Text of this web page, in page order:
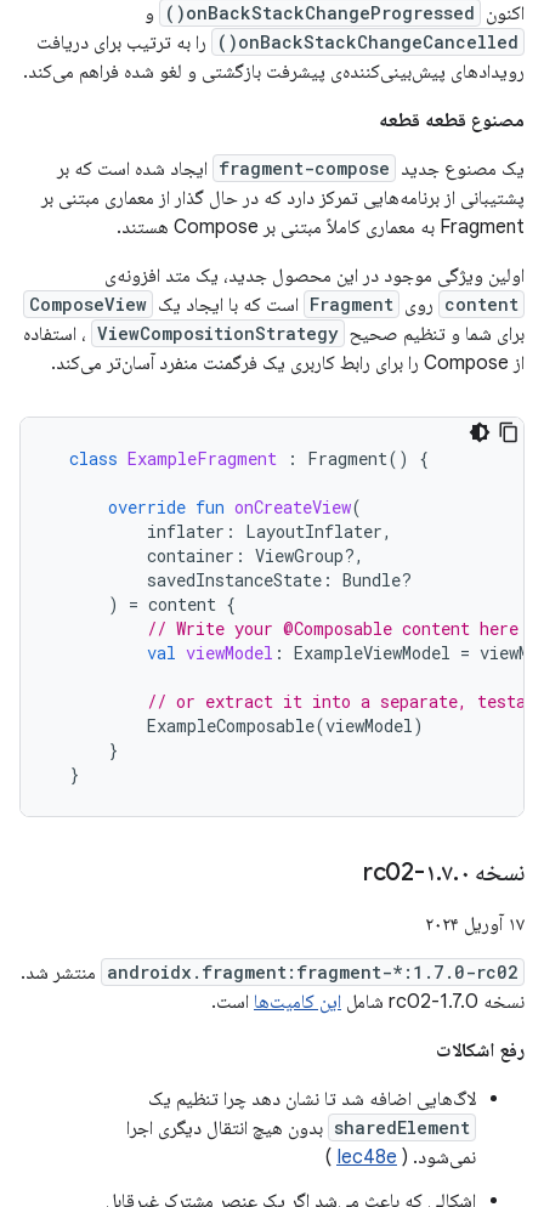
اکنون onBackStackChangeProgressed() و
onBackStackChangeCancelled()
را به ترتیب برای دریافت
رویدادهای پیش‌بینی‌کننده‌ی پیشرفت بازگشتی و لغو شده فراهم می‌کند.
مصنوع قطعه قطعه
یک مصنوع جدید fragment-compose ایجاد شده است که بر
پشتیبانی از برنامه‌هایی تمرکز دارد که در حال گذار از معماری مبتنی بر
Fragment به معماری کاملاً مبتنی بر Compose هستند.
اولین ویژگی موجود در این محصول جدید، یک متد افزونه‌ی
content روی Fragment است که با ایجاد یک ComposeView
برای شما و تنظیم صحیح ViewCompositionStrategy ، استفاده
از Compose را برای رابط کاربری یک فرگمنت منفرد آسان‌تر می‌کند.
class ExampleFragment : Fragment() {
override fun onCreateView(
inflater : LayoutInflater,
container : ViewGroup?,
savedInstanceState : Bundle?
)
= content {
// Write your @Composable content here
val viewModel : ExampleViewModel =
// or extract it into a separate,
ExampleComposable(viewModel)
}
}
نسخه ۱ .۷.۰-rc02
۱۷ آوریل ۲۰۲۴
androidx.fragment:fragment-*:1.7.0-rc02 منتشر شد.
نسخه 1.7.0-rc02 شامل
این کامیت‌ها است.
رفع اشکالات
لاگ‌هایی اضافه شد تا نشان دهد چرا تنظیم یک
sharedElement بدون هیچ انتقال دیگری اجرا
نمی‌شود. ( Iec48e
)
اشکالی که باعث می‌شد اگر یک عنصر مشترک غیرقابل